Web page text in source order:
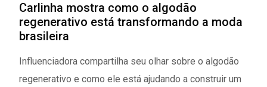
Carlinha mostra como o algodão
regenerativo está transformando a moda
brasileira
Influenciadora compartilha seu olhar sobre o algodão
regenerativo e como ele está ajudando a construir um